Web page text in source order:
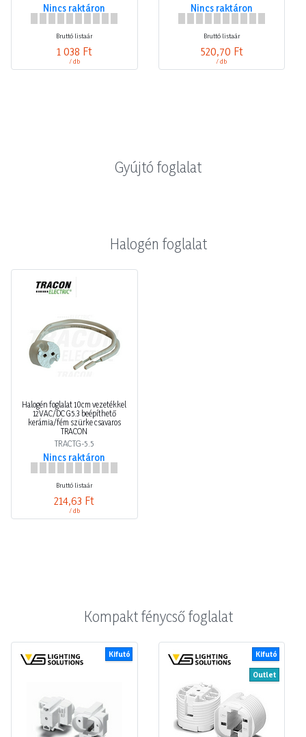
Nincs raktáron
Bruttó listaár
1 038 Ft
/ db
Nincs raktáron
Bruttó listaár
520,70 Ft
/ db
Gyújtó foglalat
Halogén foglalat
Halogén foglalat 10cm vezetékkel
12VAC/DC G5.3 beépíthető
kerámia/fém szürke csavaros
TRACON
TRACTG-5.5
Nincs raktáron
Bruttó listaár
214,63 Ft
/ db
Kompakt fénycső foglalat
Kifutó Kifutó
Outlet